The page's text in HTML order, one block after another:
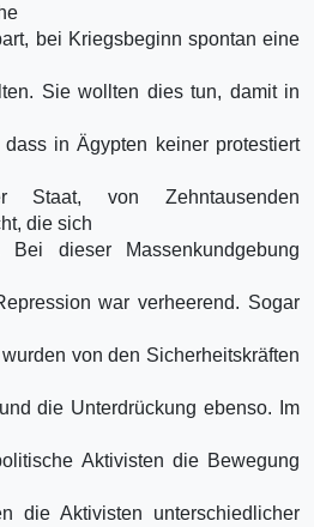
bei Kriegsbeginn spontan eine
Sie wollten dies tun, damit in
in Ägypten keiner protestiert
von Zehntausenden
die sich
Bei dieser Massenkundgebung
war verheerend. Sogar
von den Sicherheitskräften
die Unterdrückung ebenso. Im
Aktivisten die Bewegung
die Aktivisten unterschiedlicher